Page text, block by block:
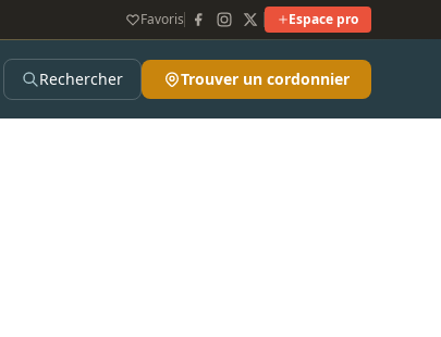
Favoris Espace pro
Rechercher Trouver un cordonnier